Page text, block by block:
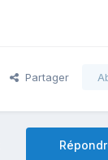
Partager